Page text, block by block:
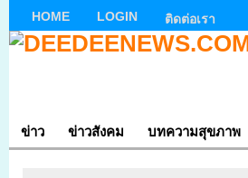
HOME LOGIN ติดต่อเรา
ข่าว ข่าวสังคม บทความสุขภาพ